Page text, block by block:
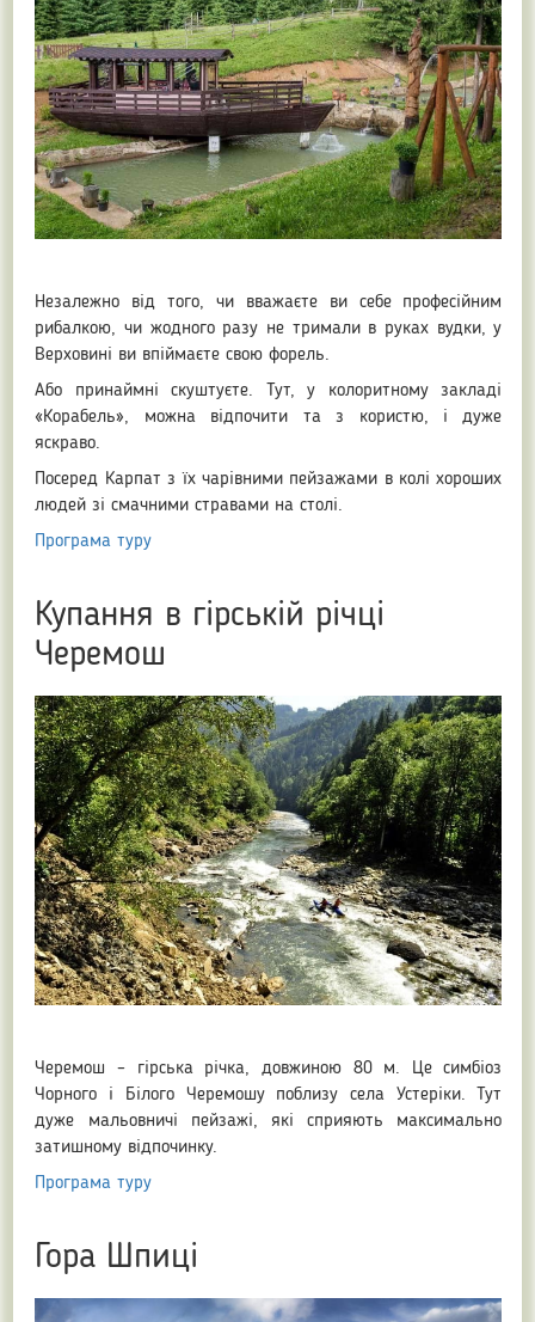
Незалежно від того, чи вважаєте ви себе професійним
рибалкою, чи жодного разу не тримали в руках вудки, у
Верховині ви впіймаєте свою форель.
Або принаймні скуштуєте. Тут, у колоритному закладі
«Корабель», можна відпочити та з користю, і дуже
яскраво.
Посеред Карпат з їх чарівними пейзажами в колі хороших
людей зі смачними стравами на столі.
Програма туру
Купання в гірській річці
Черемош
Черемош – гірська річка, довжиною 80 м. Це симбіоз
Чорного і Білого Черемошу поблизу села Устеріки. Тут
дуже мальовничі пейзажі, які сприяють максимально
затишному відпочинку.
Програма туру
Гора Шпиці